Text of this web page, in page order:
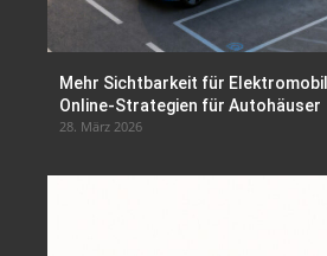
Mehr Sichtbarkeit für
Online-Strategien für Autohäuser
28. März 2026